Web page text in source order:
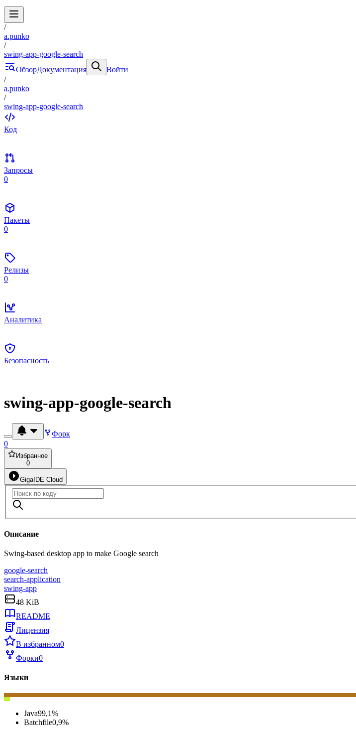
/
a.punko
/
swing-app-google-search
ОбзорДокументация
Войти
/
a.punko
/
swing-app-google-search
Код
Запросы
0
Пакеты
0
Релизы
0
Аналитика
Безопасность
swing-app-google-search
Форк
0
Избранное
0
GigaIDE Cloud
Описание
Swing-based desktop app to make Google search
google-search
search-application
swing-app
48 KiB
README
Лицензия
В избранном0
Форки0
Языки
Java99,1%
Batchfile0,9%